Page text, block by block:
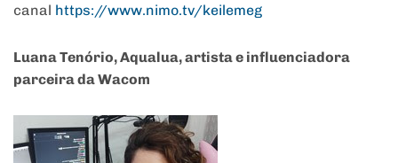
canal https://www.nimo.tv/keilemeg
Luana Tenório, Aqualua, artista e influenciadora
parceira da Wacom